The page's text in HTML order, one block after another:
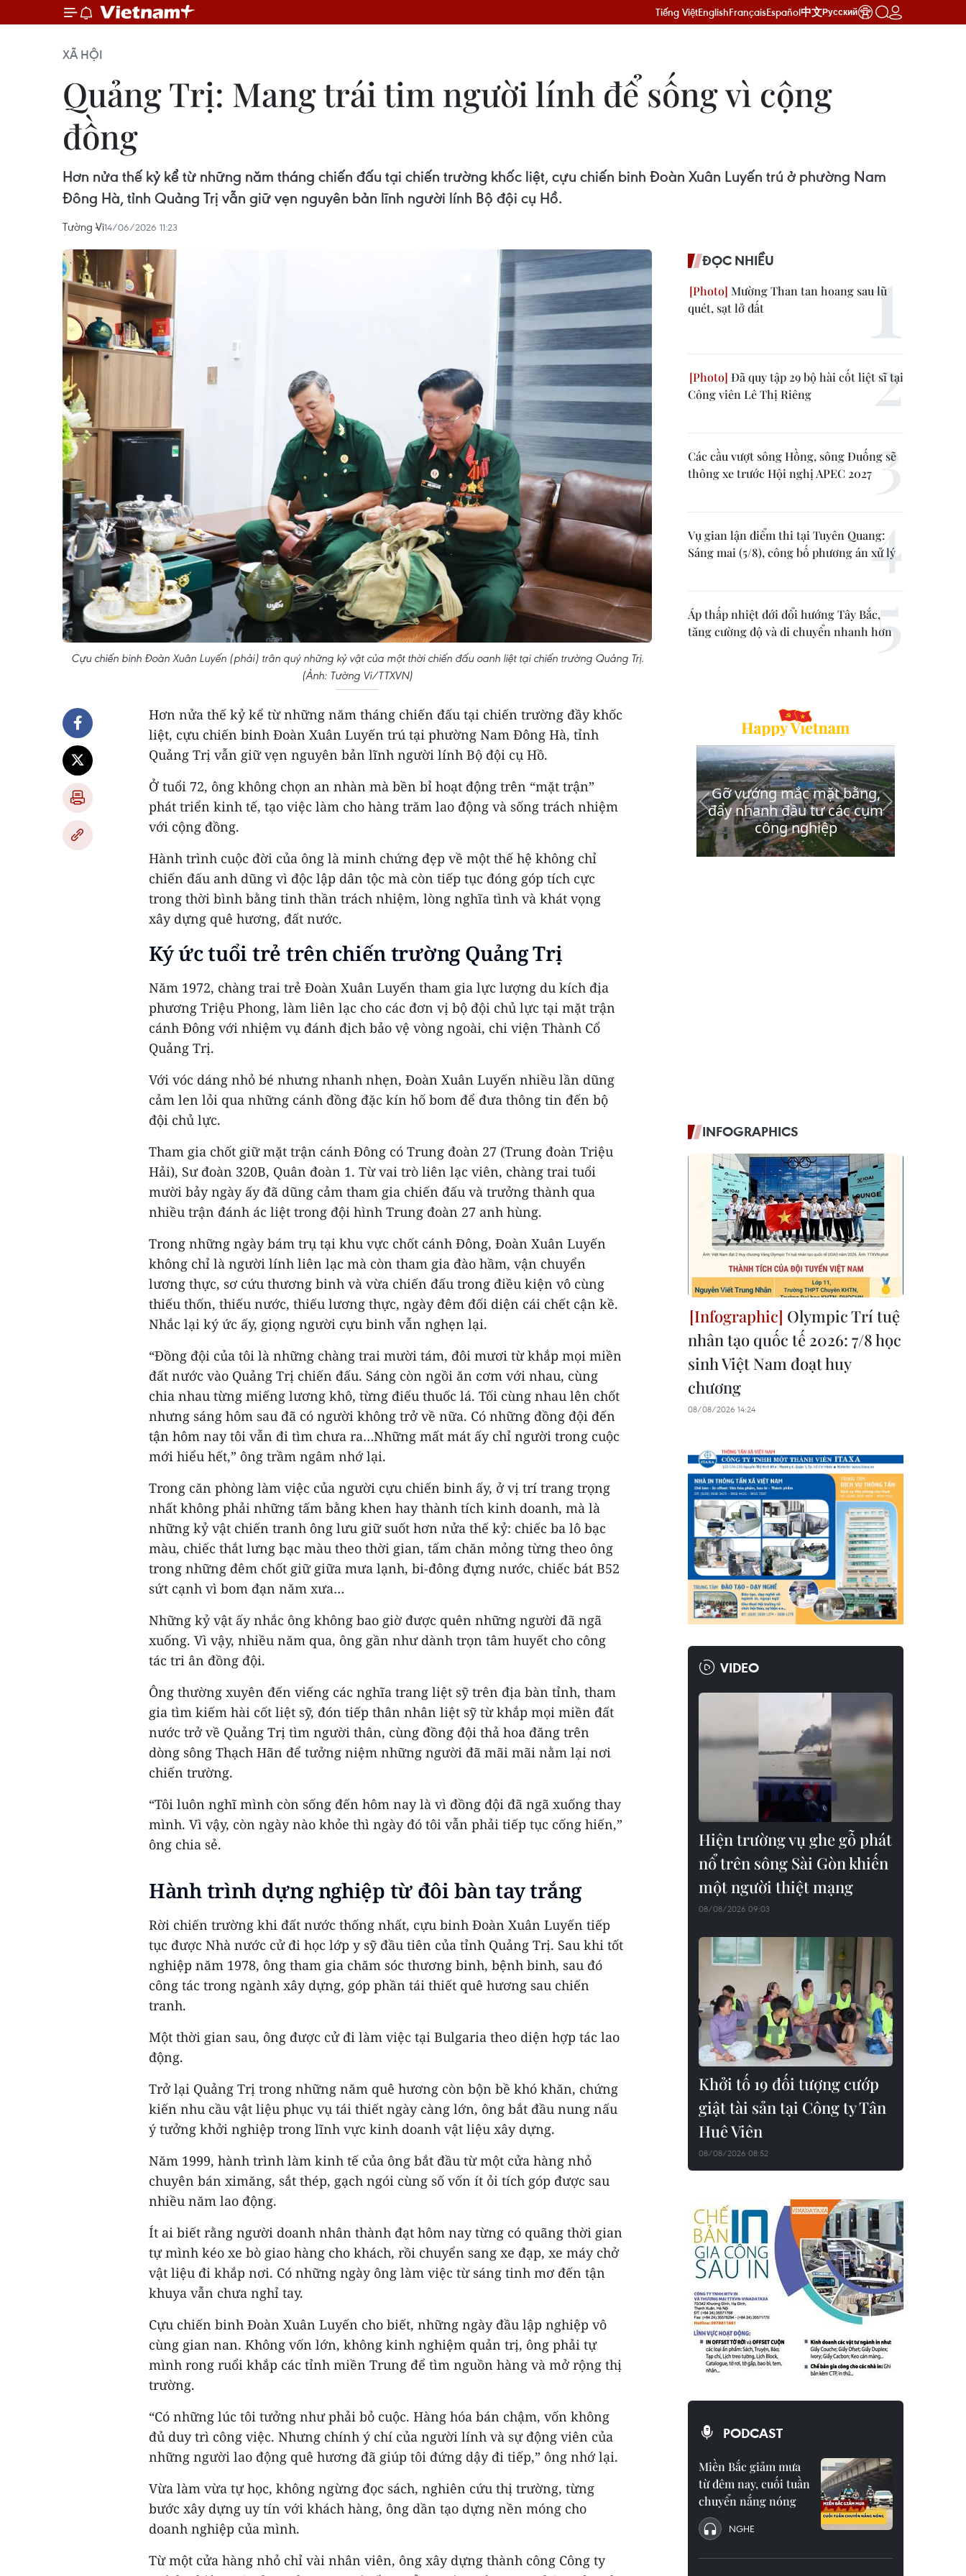
Tiếng ViệtEnglishFrançaisEspañol中文Русский
XÃ HỘI
Quảng Trị: Mang trái tim người lính để sống vì cộng
đồng
Hơn nửa thế kỷ kể từ những năm tháng chiến đấu tại chiến trường khốc liệt, cựu chiến binh Đoàn Xuân Luyến trú ở phường Nam
Đông Hà, tỉnh Quảng Trị vẫn giữ vẹn nguyên bản lĩnh người lính Bộ đội cụ Hồ.
Tường Vi14/06/2026 11:23
Cựu chiến binh Đoàn Xuân Luyến (phải) trân quý những kỷ vật của một thời chiến đấu oanh liệt tại chiến trường Quảng Trị.
(Ảnh: Tường Vi/TTXVN)
Hơn nửa thế kỷ kể từ những năm tháng chiến đấu tại chiến trường đầy khốc
liệt, cựu chiến binh Đoàn Xuân Luyến trú tại phường Nam Đông Hà, tỉnh
Quảng Trị vẫn giữ vẹn nguyên bản lĩnh người lính Bộ đội cụ Hồ.
Ở tuổi 72, ông không chọn an nhàn mà bền bỉ hoạt động trên “mặt trận”
phát triển kinh tế, tạo việc làm cho hàng trăm lao động và sống trách nhiệm
với cộng đồng.
Hành trình cuộc đời của ông là minh chứng đẹp về một thế hệ không chỉ
chiến đấu anh dũng vì độc lập dân tộc mà còn tiếp tục đóng góp tích cực
trong thời bình bằng tinh thần trách nhiệm, lòng nghĩa tình và khát vọng
xây dựng quê hương, đất nước.
Ký ức tuổi trẻ trên chiến trường Quảng Trị
Năm 1972, chàng trai trẻ Đoàn Xuân Luyến tham gia lực lượng du kích địa
phương Triệu Phong, làm liên lạc cho các đơn vị bộ đội chủ lực tại mặt trận
cánh Đông với nhiệm vụ đánh địch bảo vệ vòng ngoài, chi viện Thành Cổ
Quảng Trị.
Với vóc dáng nhỏ bé nhưng nhanh nhẹn, Đoàn Xuân Luyến nhiều lần dũng
cảm len lỏi qua những cánh đồng đặc kín hố bom để đưa thông tin đến bộ
đội chủ lực.
Tham gia chốt giữ mặt trận cánh Đông có Trung đoàn 27 (Trung đoàn Triệu
Hải), Sư đoàn 320B, Quân đoàn 1. Từ vai trò liên lạc viên, chàng trai tuổi
mười bảy ngày ấy đã dũng cảm tham gia chiến đấu và trưởng thành qua
nhiều trận đánh ác liệt trong đội hình Trung đoàn 27 anh hùng.
Trong những ngày bám trụ tại khu vực chốt cánh Đông, Đoàn Xuân Luyến
không chỉ là người lính liên lạc mà còn tham gia đào hầm, vận chuyển
lương thực, sơ cứu thương binh và vừa chiến đấu trong điều kiện vô cùng
thiếu thốn, thiếu nước, thiếu lương thực, ngày đêm đối diện cái chết cận kề.
Nhắc lại ký ức ấy, giọng người cựu binh vẫn nghẹn lại.
“Đồng đội của tôi là những chàng trai mười tám, đôi mươi từ khắp mọi miền
đất nước vào Quảng Trị chiến đấu. Sáng còn ngồi ăn cơm với nhau, cùng
chia nhau từng miếng lương khô, từng điếu thuốc lá. Tối cùng nhau lên chốt
nhưng sáng hôm sau đã có người không trở về nữa. Có những đồng đội đến
tận hôm nay tôi vẫn đi tìm chưa ra…Những mất mát ấy chỉ người trong cuộc
mới hiểu hết,” ông trầm ngâm nhớ lại.
Trong căn phòng làm việc của người cựu chiến binh ấy, ở vị trí trang trọng
nhất không phải những tấm bằng khen hay thành tích kinh doanh, mà là
những kỷ vật chiến tranh ông lưu giữ suốt hơn nửa thế kỷ: chiếc ba lô bạc
màu, chiếc thắt lưng bạc màu theo thời gian, tấm chăn mỏng từng theo ông
trong những đêm chốt giữ giữa mưa lạnh, bi-đông đựng nước, chiếc bát B52
sứt cạnh vì bom đạn năm xưa…
Những kỷ vật ấy nhắc ông không bao giờ được quên những người đã ngã
xuống. Vì vậy, nhiều năm qua, ông gần như dành trọn tâm huyết cho công
tác tri ân đồng đội.
Ông thường xuyên đến viếng các nghĩa trang liệt sỹ trên địa bàn tỉnh, tham
gia tìm kiếm hài cốt liệt sỹ, đón tiếp thân nhân liệt sỹ từ khắp mọi miền đất
nước trở về Quảng Trị tìm người thân, cùng đồng đội thả hoa đăng trên
dòng sông Thạch Hãn để tưởng niệm những người đã mãi mãi nằm lại nơi
chiến trường.
“Tôi luôn nghĩ mình còn sống đến hôm nay là vì đồng đội đã ngã xuống thay
mình. Vì vậy, còn ngày nào khỏe thì ngày đó tôi vẫn phải tiếp tục cống hiến,”
ông chia sẻ.
Hành trình dựng nghiệp từ đôi bàn tay trắng
Rời chiến trường khi đất nước thống nhất, cựu binh Đoàn Xuân Luyến tiếp
tục được Nhà nước cử đi học lớp y sỹ đầu tiên của tỉnh Quảng Trị. Sau khi tốt
nghiệp năm 1978, ông tham gia chăm sóc thương binh, bệnh binh, sau đó
công tác trong ngành xây dựng, góp phần tái thiết quê hương sau chiến
tranh.
Một thời gian sau, ông được cử đi làm việc tại Bulgaria theo diện hợp tác lao
động.
Trở lại Quảng Trị trong những năm quê hương còn bộn bề khó khăn, chứng
kiến nhu cầu vật liệu phục vụ tái thiết ngày càng lớn, ông bắt đầu nung nấu
ý tưởng khởi nghiệp trong lĩnh vực kinh doanh vật liệu xây dựng.
Năm 1999, hành trình làm kinh tế của ông bắt đầu từ một cửa hàng nhỏ
chuyên bán ximăng, sắt thép, gạch ngói cùng số vốn ít ỏi tích góp được sau
nhiều năm lao động.
Ít ai biết rằng người doanh nhân thành đạt hôm nay từng có quãng thời gian
tự mình kéo xe bò giao hàng cho khách, rồi chuyển sang xe đạp, xe máy chở
vật liệu đi khắp nơi. Có những ngày ông làm việc từ sáng tinh mơ đến tận
khuya vẫn chưa nghỉ tay.
Cựu chiến binh Đoàn Xuân Luyến cho biết, những ngày đầu lập nghiệp vô
cùng gian nan. Không vốn lớn, không kinh nghiệm quản trị, ông phải tự
mình rong ruổi khắp các tỉnh miền Trung để tìm nguồn hàng và mở rộng thị
trường.
“Có những lúc tôi tưởng như phải bỏ cuộc. Hàng hóa bán chậm, vốn không
đủ duy trì công việc. Nhưng chính ý chí của người lính và sự động viên của
những người lao động quê hương đã giúp tôi đứng dậy đi tiếp,” ông nhớ lại.
Vừa làm vừa tự học, không ngừng đọc sách, nghiên cứu thị trường, từng
bước xây dựng uy tín với khách hàng, ông dần tạo dựng nền móng cho
doanh nghiệp của mình.
Từ một cửa hàng nhỏ chỉ vài nhân viên, ông xây dựng thành công Công ty
ĐỌC NHIỀU
Mường Than tan hoang sau lũ
quét, sạt lở đất
Đã quy tập 29 bộ hài cốt liệt sĩ tại
Công viên Lê Thị Riêng
Các cầu vượt sông Hồng, sông Đuống sẽ
thông xe trước Hội nghị APEC 2027
Vụ gian lận điểm thi tại Tuyên Quang:
Sáng mai (5/8), công bố phương án xử lý
Áp thấp nhiệt đới đổi hướng Tây Bắc,
tăng cường độ và di chuyển nhanh hơn
INFOGRAPHICS
Olympic Trí tuệ
nhân tạo quốc tế 2026: 7/8 học
sinh Việt Nam đoạt huy
chương
08/08/2026 14:24
VIDEO
Hiện trường vụ ghe gỗ phát
nổ trên sông Sài Gòn khiến
một người thiệt mạng
08/08/2026 09:03
Khởi tố 19 đối tượng cướp
giật tài sản tại Công ty Tân
Huê Viên
08/08/2026 08:52
PODCAST
Miền Bắc giảm mưa
từ đêm nay, cuối tuần
chuyển nắng nóng
NGHE